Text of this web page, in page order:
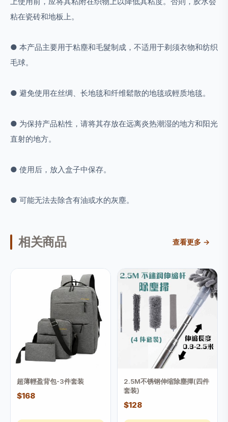
粘在瓷砖和地板上。
● 本产品主要用于粘塵和毛髮制成，不适用于剃须衣物和纺织
毛球。
● 避免使用在丝绸、长地毯和纤维鬆散的地毯或輕质地毯。
● 为保持产品粘性，请将其存放在远离炎热潮湿的地方和阳光
直射的地方。
● 使用后，放入盒子中保存。
● 可能无法去除含有油或水的灰塵。
相关商品 查看更多 →
超薄輕盈背包-3件套装
$168
2.5M不锈钢伸缩除塵撣(四件
套装)
$128